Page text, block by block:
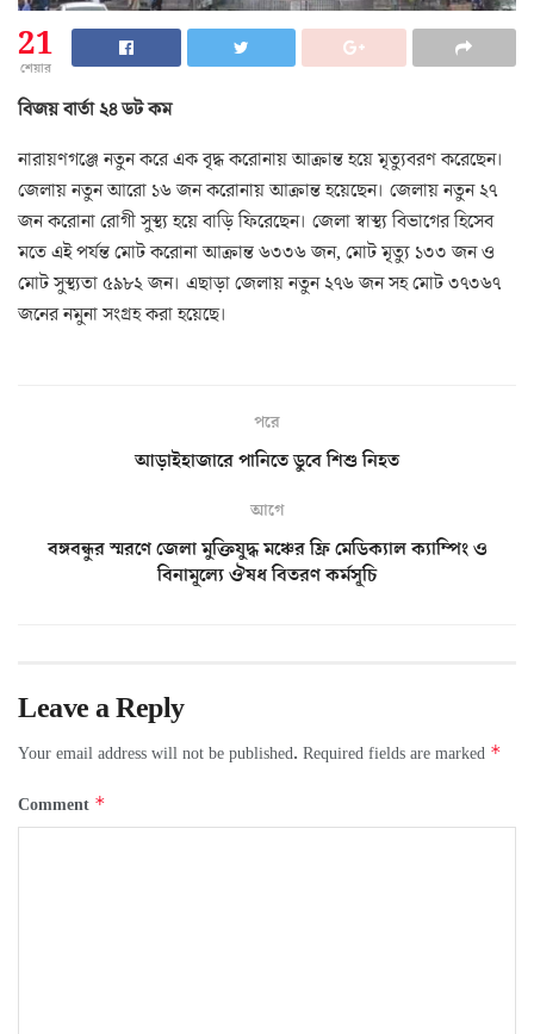
21
শেয়ার
বিজয় বার্তা ২৪ ডট কম
নারায়ণগঞ্জে নতুন করে এক বৃদ্ধ করোনায় আক্রান্ত হয়ে মৃত্যুবরণ করেছেন।
জেলায় নতুন আরো ১৬ জন করোনায় আক্রান্ত হয়েছেন। জেলায় নতুন ২৭
জন করোনা রোগী সুস্থ্য হয়ে বাড়ি ফিরেছেন। জেলা স্বাস্থ্য বিভাগের হিসেব
মতে এই পর্যন্ত মোট করোনা আক্রান্ত ৬৩৩৬ জন, মোট মৃত্যু ১৩৩ জন ও
মোট সুস্থ্যতা ৫৯৮২ জন। এছাড়া জেলায় নতুন ২৭৬ জন সহ মোট ৩৭৩৬৭
জনের নমুনা সংগ্রহ করা হয়েছে।
পরে
আড়াইহাজারে পানিতে ডুবে শিশু নিহত
আগে
বঙ্গবন্ধুর স্মরণে জেলা মুক্তিযুদ্ধ মঞ্চের ফ্রি মেডিক্যাল ক্যাম্পিং ও
বিনামূল্যে ঔষধ বিতরণ কর্মসূচি
Leave a Reply
Your email address will not be published. Required fields are marked *
Comment *